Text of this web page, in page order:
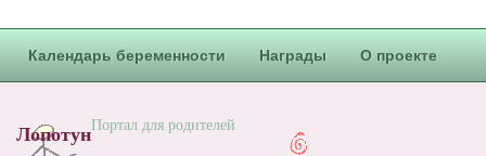
Календарь беременности Награды О проекте
ЛопотунПортал для родителей